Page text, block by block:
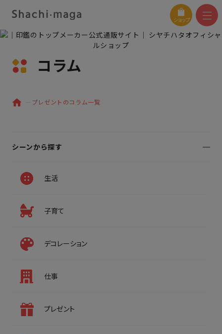
ショップ
コラム
プレゼントのコラム一覧
シーンから探す
生活
子育て
デコレーション
仕事
プレゼント